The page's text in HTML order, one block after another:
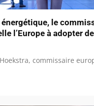
énergétique, le
l’Europe à adopter
Hoekstra, commissaire